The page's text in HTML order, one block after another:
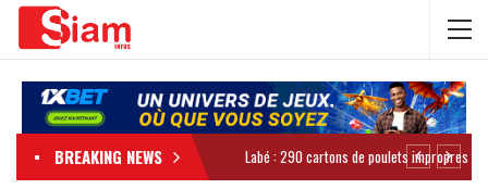
BREAKING NEWS